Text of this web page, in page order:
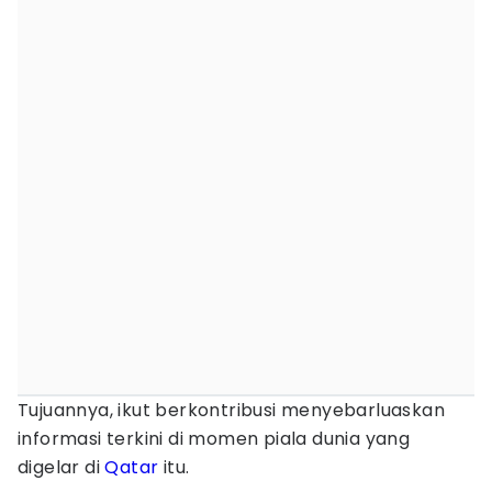
Tujuannya, ikut berkontribusi menyebarluaskan
informasi terkini di momen piala dunia yang
digelar diQatar itu.